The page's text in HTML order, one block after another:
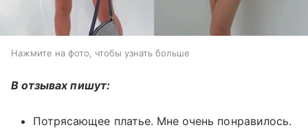
Нажмите на фото, чтобы узнать больше
В отзывах пишут:
Потрясающее платье. Мне очень понравилось.